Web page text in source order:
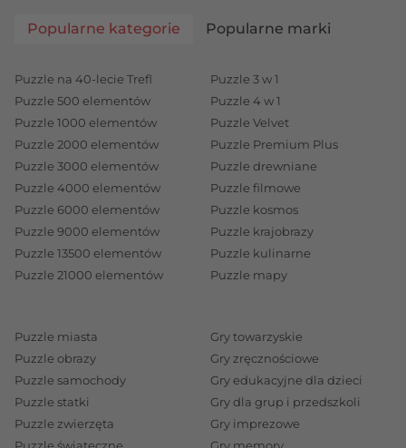
Popularne kategorie Popularne marki
Puzzle na 40-lecie Trefl
Puzzle 500 elementów
Puzzle 1000 elementów
Puzzle 2000 elementów
Puzzle 3000 elementów
Puzzle 4000 elementów
Puzzle 6000 elementów
Puzzle 9000 elementów
Puzzle 13500 elementów
Puzzle 21000 elementów
Puzzle 3 w 1
Puzzle 4 w 1
Puzzle Velvet
Puzzle Premium Plus
Puzzle drewniane
Puzzle filmowe
Puzzle kosmos
Puzzle krajobrazy
Puzzle kulinarne
Puzzle mapy
Puzzle miasta
Puzzle obrazy
Puzzle samochody
Puzzle statki
Puzzle zwierzęta
Puzzle świąteczne
Gry towarzyskie
Gry zręcznościowe
Gry edukacyjne dla dzieci
Gry dla grup i przedszkoli
Gry imprezowe
Gry memory